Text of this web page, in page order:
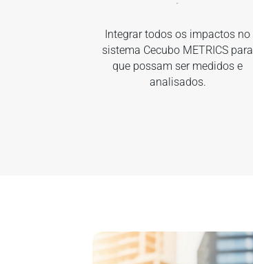
Integrar todos os impactos no
sistema Cecubo METRICS para
que possam ser medidos e
analisados.